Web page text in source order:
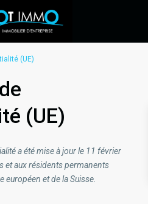
(UE)
(UE)
a été mise à jour le 11 février
et aux résidents permanents
européen et de la Suisse.